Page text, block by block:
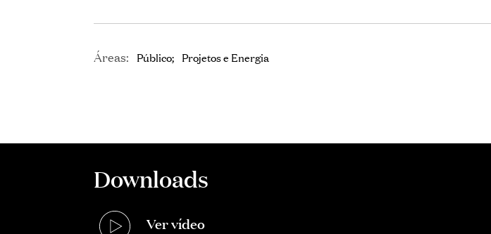
Áreas: Público Projetos e Energia
Downloads
Ver vídeo